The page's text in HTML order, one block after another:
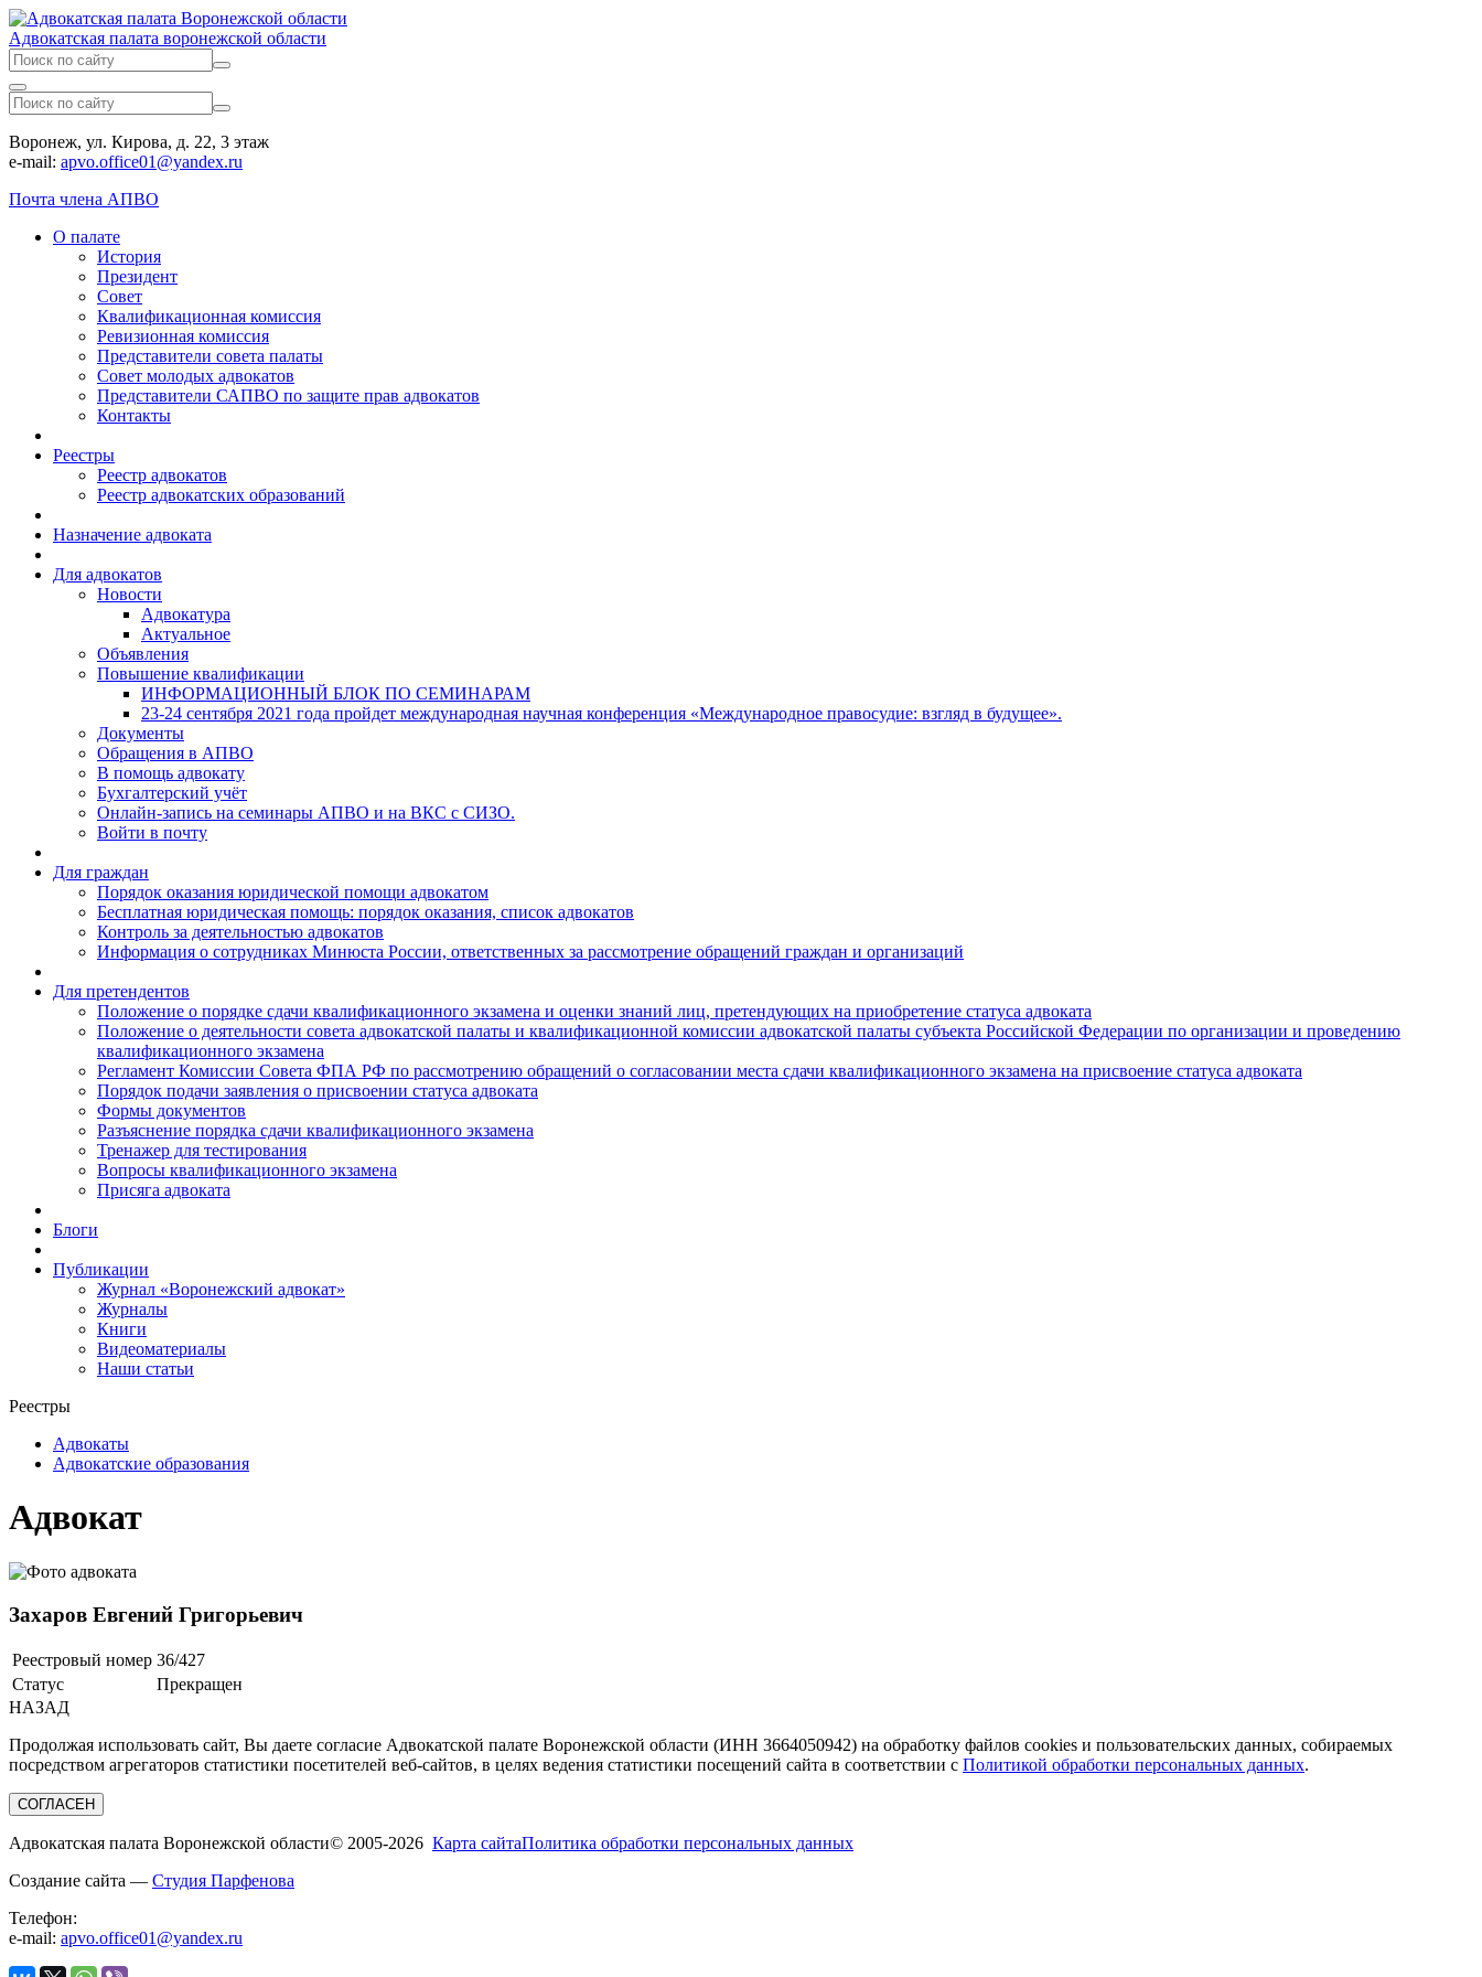
Адвокатская палата воронежской области
Воронеж, ул. Кирова, д. 22, 3 этаж
e-mail: apvo.office01@yandex.ru
Почта члена АПВО
О палате
История
Президент
Совет
Квалификационная комиссия
Ревизионная комиссия
Представители совета палаты
Совет молодых адвокатов
Представители САПВО по защите прав адвокатов
Контакты
Реестры
Реестр адвокатов
Реестр адвокатских образований
Назначение адвоката
Для адвокатов
Новости
Адвокатура
Актуальное
Объявления
Повышение квалификации
ИНФОРМАЦИОННЫЙ БЛОК ПО СЕМИНАРАМ
23-24 сентября 2021 года пройдет международная научная конференция «Международное правосудие: взгляд в будущее».
Документы
Обращения в АПВО
В помощь адвокату
Бухгалтерский учёт
Онлайн-запись на семинары АПВО и на ВКС с СИЗО.
Войти в почту
Для граждан
Порядок оказания юридической помощи адвокатом
Бесплатная юридическая помощь: порядок оказания, список адвокатов
Контроль за деятельностью адвокатов
Информация о сотрудниках Минюста России, ответственных за рассмотрение обращений граждан и организаций
Для претендентов
Положение о порядке сдачи квалификационного экзамена и оценки знаний лиц, претендующих на приобретение статуса адвоката
Положение о деятельности совета адвокатской палаты и квалификационной комиссии адвокатской палаты субъекта Российской Федерации по организации и проведению
квалификационного экзамена
Регламент Комиссии Совета ФПА РФ по рассмотрению обращений о согласовании места сдачи квалификационного экзамена на присвоение статуса адвоката
Порядок подачи заявления о присвоении статуса адвоката
Формы документов
Разъяснение порядка сдачи квалификационного экзамена
Тренажер для тестирования
Вопросы квалификационного экзамена
Присяга адвоката
Блоги
Публикации
Журнал «Воронежский адвокат»
Журналы
Книги
Видеоматериалы
Наши статьи
Реестры
Адвокаты
Адвокатские образования
Адвокат
Захаров Евгений Григорьевич
Реестровый номер 36/427
Статус
Прекращен
НАЗАД
Продолжая использовать сайт, Вы даете согласие Адвокатской палате Воронежской области (ИНН 3664050942) на обработку файлов cookies и пользовательских данных, собираемых
посредством агрегаторов статистики посетителей веб-сайтов, в целях ведения статистики посещений сайта в соответствии с Политикой обработки персональных данных.
СОГЛАСЕН
Адвокатская палата Воронежской области© 2005-2026 Карта сайтаПолитика обработки персональных данных
Создание сайта — Студия Парфенова
Телефон:
e-mail: apvo.office01@yandex.ru